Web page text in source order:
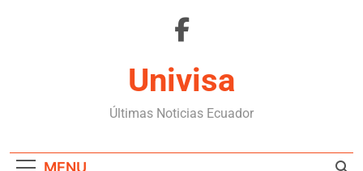
Univisa
Últimas Noticias Ecuador
MENU